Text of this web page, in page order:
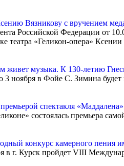
Вязникову с вручением
Российской Федерации от
театра «Геликон-опера»
живет музыка. К 130-летию
3 ноября в Фойе С. Зимина
спектакля
состоялась премьера
конкурс камерного пения
в г. Курск пройдет VIII